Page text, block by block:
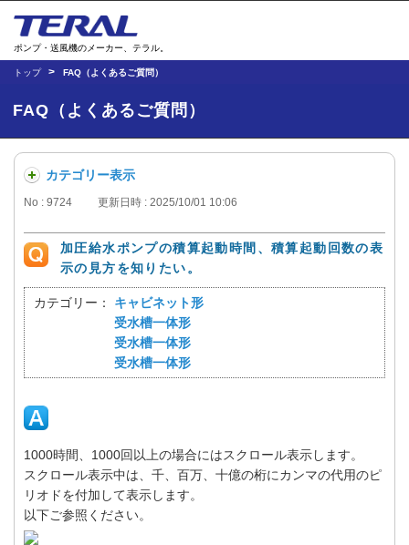
ポンプ・送風機のメーカー、テラル。
トップ FAQ（よくあるご質問）
FAQ（よくあるご質問）
カテゴリー表示
No : 9724 更新日時 : 2025/10/01 10:06
加圧給水ポンプの積算起動時間、積算起動回数の表
示の見方を知りたい。
カテゴリー：
キャビネット形
受水槽一体形
受水槽一体形
受水槽一体形
1000時間、1000回以上の場合にはスクロール表示します。
スクロール表示中は、千、百万、十億の桁にカンマの代用のピ
リオドを付加して表示します。
以下ご参照ください。